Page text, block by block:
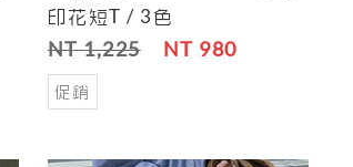
Cart
印花短T / 3色
NT 1,225 NT 980
促銷